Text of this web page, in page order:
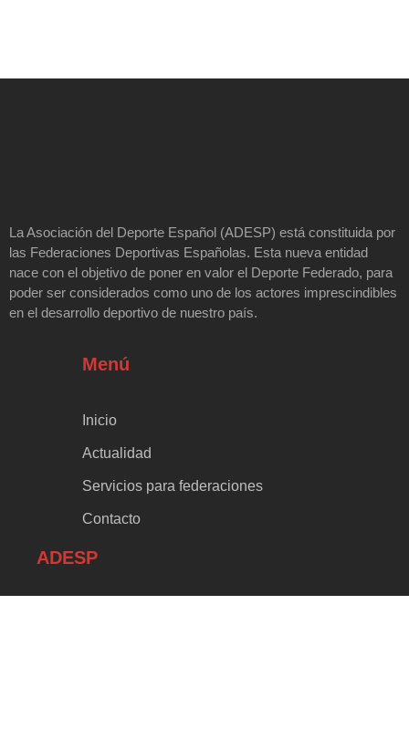
La Asociación del Deporte Español (ADESP) está constituida por
las Federaciones Deportivas Españolas. Esta nueva entidad
nace con el objetivo de poner en valor el Deporte Federado, para
poder ser considerados como uno de los actores imprescindibles
en el desarrollo deportivo de nuestro país.
Menú
Inicio
Actualidad
Servicios para federaciones
Contacto
ADESP